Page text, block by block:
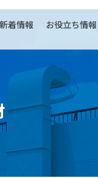
新着情報 お役立ち情報